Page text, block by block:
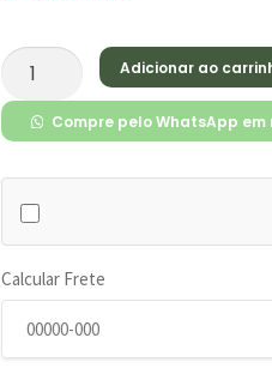
Adicionar ao
Compre pelo WhatsApp
Calcular Frete